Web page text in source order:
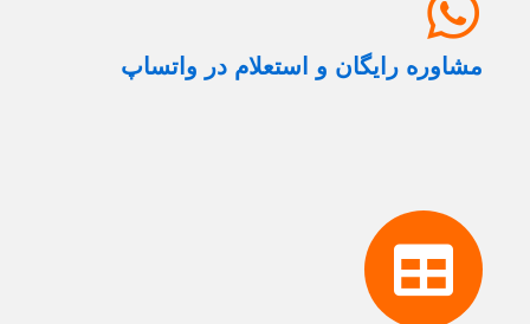
مشاوره رایگان و استعلام در واتساپ